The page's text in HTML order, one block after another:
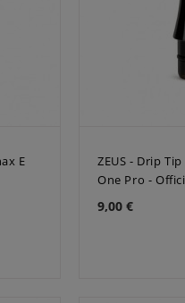
E
ZEUS - Drip
One Pro -
9,00 €